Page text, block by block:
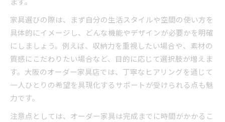
家具選びの際は、まず自分の生活スタイルや空間の使い方を
具体的にイメージし、どんな機能やデザインが必要かを明確
にしましょう。例えば、収納力を重視したい場合や、素材の
質感にこだわりたい場合など、目的に応じて選択肢が増えま
す。大阪のオーダー家具店では、丁寧なヒアリングを通じて
一人ひとりの希望を具現化するサポートが受けられる点も魅
力です。
注意点としては、オーダー家具は完成までに時間がかかるこ